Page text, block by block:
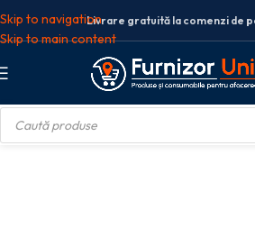
Skip to navigation
Skip to main content
Livrare gratuită la comenzi de
de scris